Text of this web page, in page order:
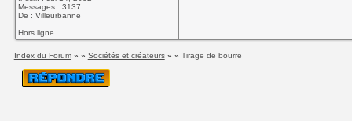
Messages : 3137
De : Villeurbanne
Hors ligne
Index du Forum» » Sociétés et créateurs» » Tirage de bourre